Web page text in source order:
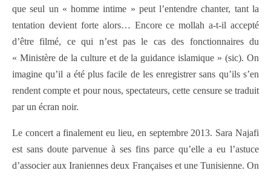
que seul un « homme intime » peut l’entendre chanter, tant la
tentation devient forte alors… Encore ce mollah a-t-il accepté
d’être filmé, ce qui n’est pas le cas des fonctionnaires du
« Ministère de la culture et de la guidance islamique » (sic). On
imagine qu’il a été plus facile de les enregistrer sans qu’ils s’en
rendent compte et pour nous, spectateurs, cette censure se traduit
par un écran noir.
Le concert a finalement eu lieu, en septembre 2013. Sara Najafi
est sans doute parvenue à ses fins parce qu’elle a eu l’astuce
d’associer aux Iraniennes deux Françaises et une Tunisienne. On